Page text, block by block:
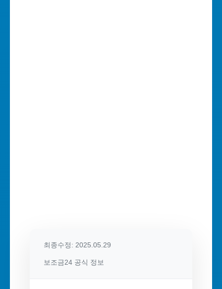
최종수정: 2025.05.29
보조금24 공식 정보